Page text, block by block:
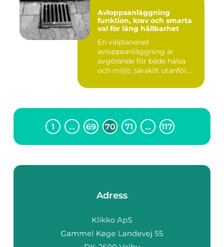
Avloppsanläggning
funktion, krav och smarta
val för lång hållbarhet
En välplanerad
avloppsanläggning är
avgörande för både hälsa
och miljö, särskilt utanför
1 … 69 70 71 … 117
Adress